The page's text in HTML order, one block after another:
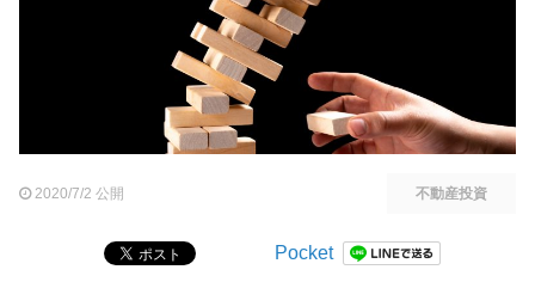
2020/7/2 公開 不動産投資
Pocket